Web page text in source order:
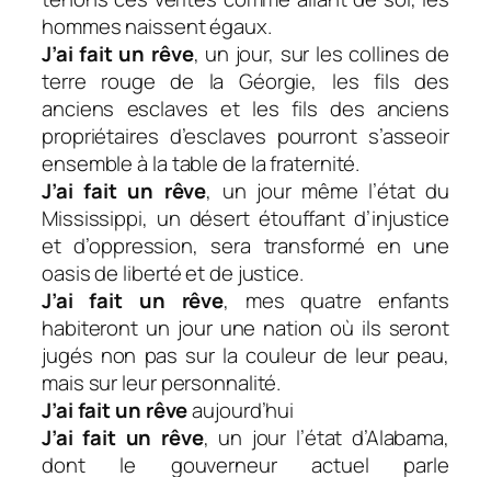
hommes naissent égaux.
J’ai fait un rêve, un jour, sur les collines de
terre rouge de la Géorgie, les fils des
anciens esclaves et les fils des anciens
propriétaires d’esclaves pourront s’asseoir
ensemble à la table de la fraternité.
J’ai fait un rêve, un jour même l’état du
Mississippi, un désert étouffant d’injustice
et d’oppression, sera transformé en une
oasis de liberté et de justice.
J’ai fait un rêve, mes quatre enfants
habiteront un jour une nation où ils seront
jugés non pas sur la couleur de leur peau,
mais sur leur personnalité.
J’ai fait un rêveaujourd’hui
J’ai fait un rêve, un jour l’état d’Alabama,
dont le gouverneur actuel parle